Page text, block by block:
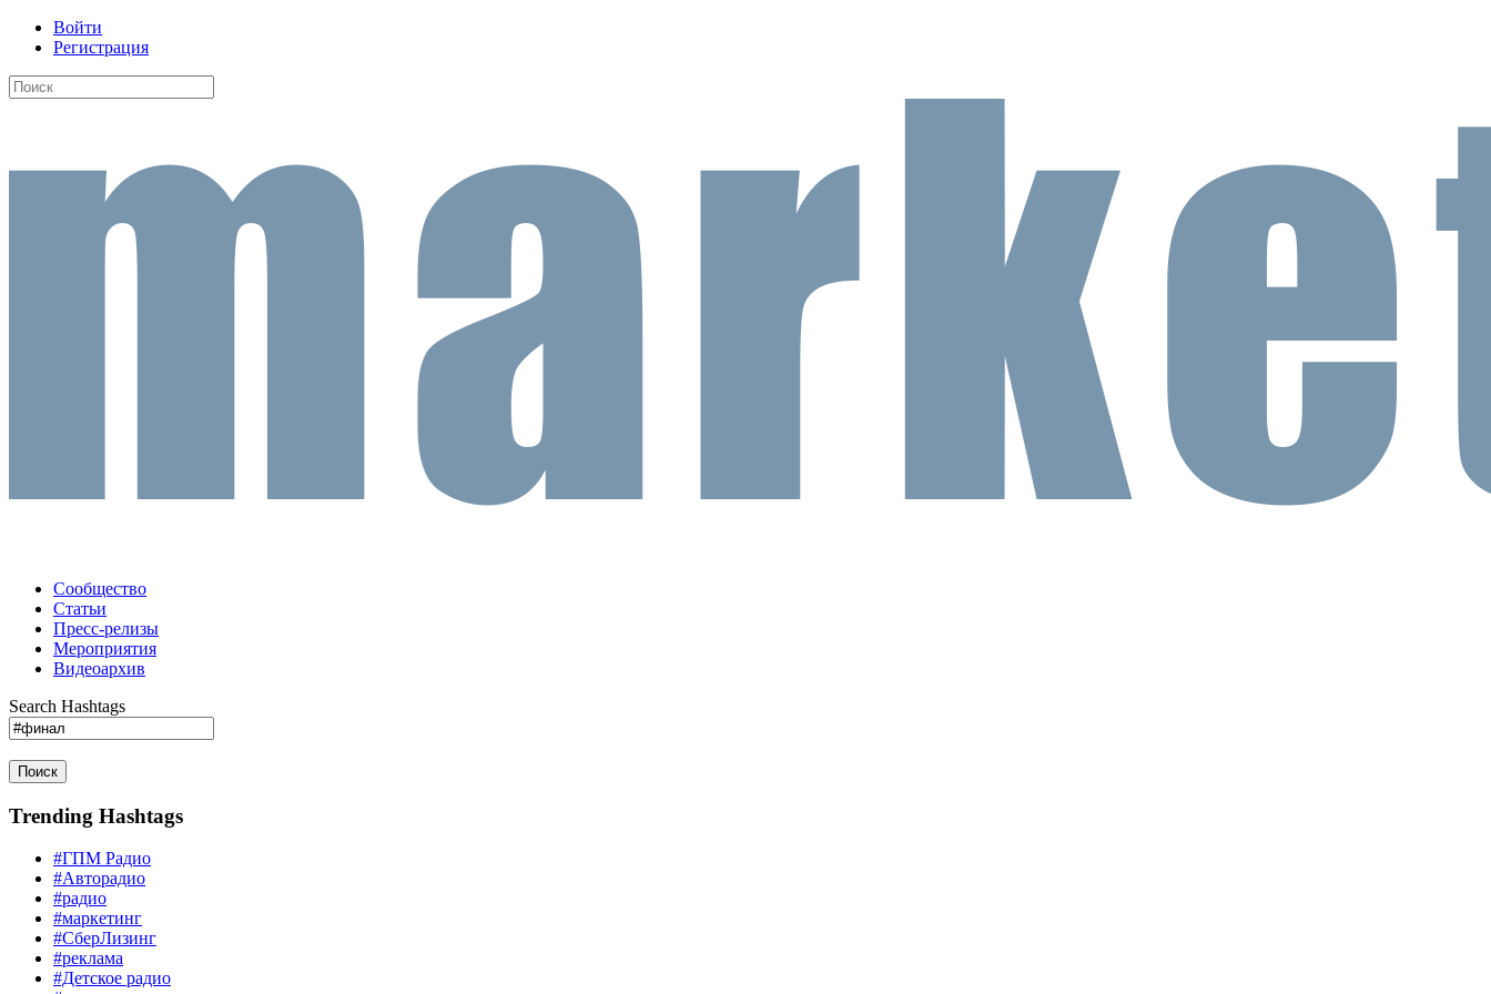
Войти
Регистрация
Сообщество
Статьи
Пресс-релизы
Мероприятия
Видеоархив
Search Hashtags
Поиск
Trending Hashtags
#ГПМ Радио
#Авторадио
#радио
#маркетинг
#СберЛизинг
#реклама
#Детское радио